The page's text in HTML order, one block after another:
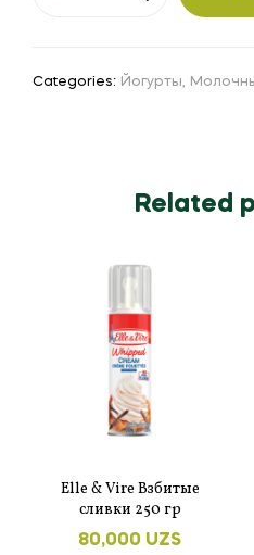
Categories: Йогурты,
Related
Elle & Vire Взбитые
сливки 250 гр
80,000 UZS